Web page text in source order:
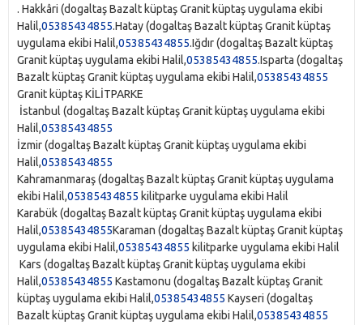
. Hakkâri‎ (dogaltaş Bazalt küptaş Granit küptaş uygulama ekibi
Halil,05385434855.Hatay‎ (dogaltaş Bazalt küptaş Granit küptaş
uygulama ekibi Halil,05385434855.Iğdır‎ (dogaltaş Bazalt küptaş
Granit küptaş uygulama ekibi Halil,05385434855.Isparta‎ (dogaltaş
Bazalt küptaş Granit küptaş uygulama ekibi Halil,05385434855
Granit küptaş KİLİTPARKE
İstanbul‎ (dogaltaş Bazalt küptaş Granit küptaş uygulama ekibi
Halil,05385434855
İzmir‎ (dogaltaş Bazalt küptaş Granit küptaş uygulama ekibi
Halil,05385434855
Kahramanmaraş‎ (dogaltaş Bazalt küptaş Granit küptaş uygulama
ekibi Halil,05385434855 kilitparke uygulama ekibi Halil
Karabük‎ (dogaltaş Bazalt küptaş Granit küptaş uygulama ekibi
Halil,05385434855Karaman‎ (dogaltaş Bazalt küptaş Granit küptaş
uygulama ekibi Halil,05385434855 kilitparke uygulama ekibi Halil
Kars‎ (dogaltaş Bazalt küptaş Granit küptaş uygulama ekibi
Halil,05385434855 Kastamonu‎ (dogaltaş Bazalt küptaş Granit
küptaş uygulama ekibi Halil,05385434855 Kayseri‎ (dogaltaş
Bazalt küptaş Granit küptaş uygulama ekibi Halil,05385434855